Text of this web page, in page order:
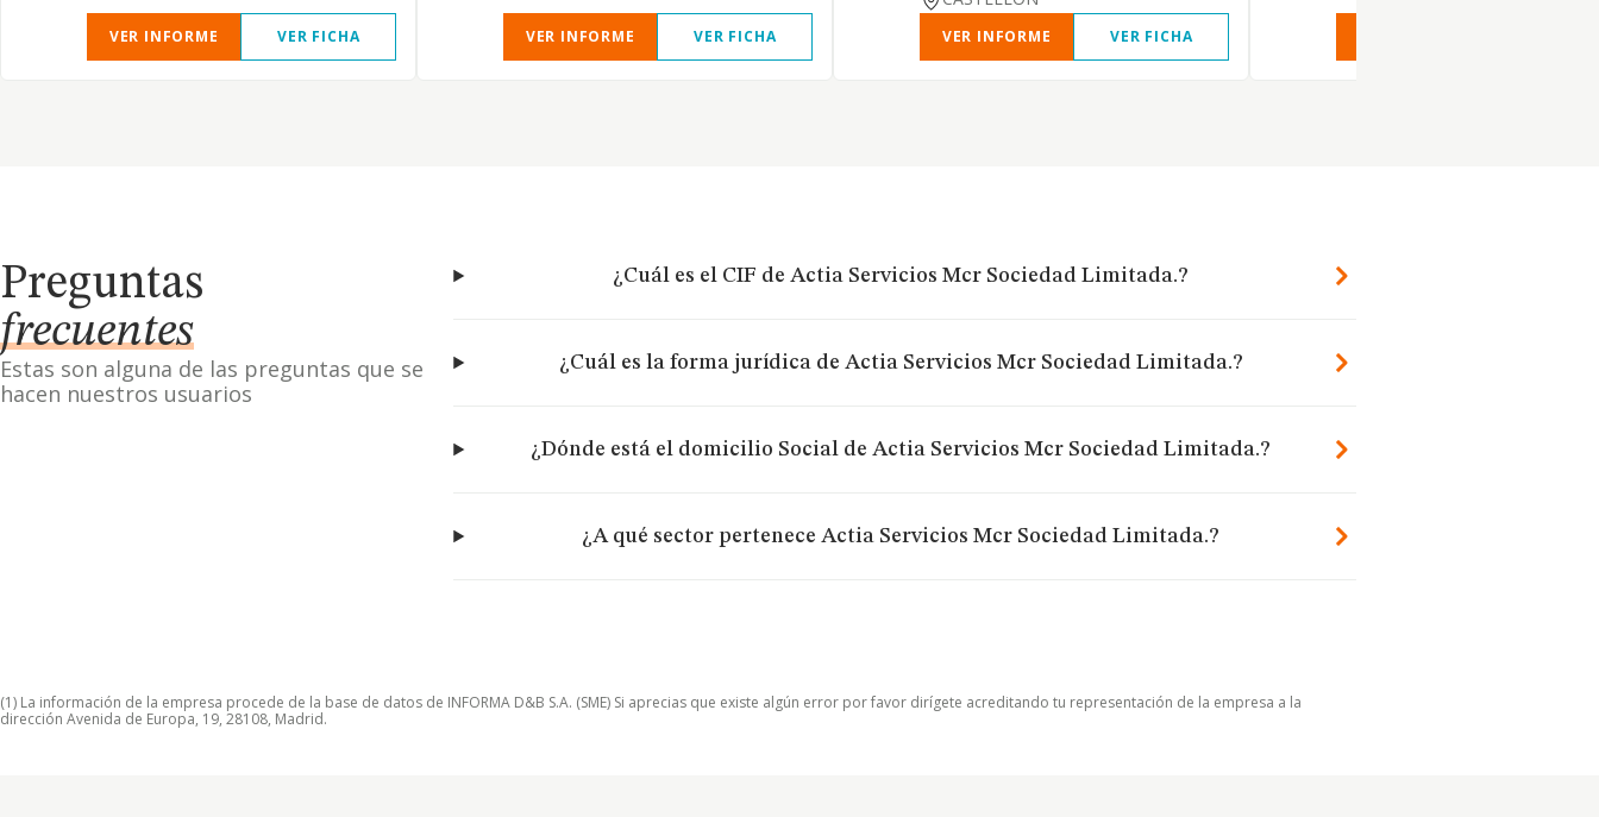
VER INFORME VER FICHA VER INFORME VER FICHA VER INFORME VER FICHA
Preguntas
frecuentes
Estas son alguna de las preguntas que se
hacen nuestros usuarios
¿Cuál es el CIF de Actia Servicios Mcr Sociedad Limitada.?
¿Cuál es la forma jurídica de Actia Servicios Mcr Sociedad Limitada.?
¿Dónde está el domicilio Social de Actia Servicios Mcr Sociedad Limitada.?
¿A qué sector pertenece Actia Servicios Mcr Sociedad Limitada.?
(1) La información de la empresa procede de la base de datos de INFORMA D&B S.A. (SME) Si aprecias que existe algún error por favor dirígete acreditando tu representación de la empresa a la
dirección Avenida de Europa, 19, 28108, Madrid.